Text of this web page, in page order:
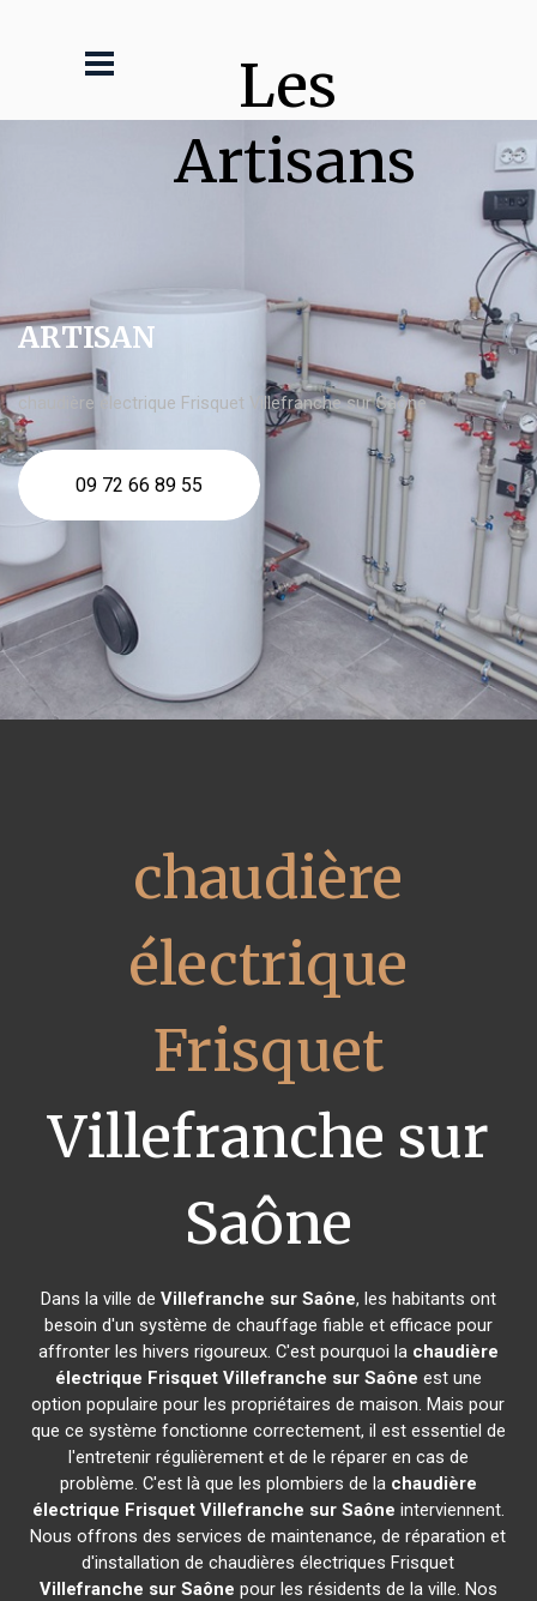
Les
Artisans
ARTISAN
chaudière électrique Frisquet Villefranche sur Saône
09 72 66 89 55
chaudière
électrique
Frisquet
Villefranche sur
Saône
Dans la ville de Villefranche sur Saône, les habitants ont
besoin d'un système de chauffage fiable et efficace pour
affronter les hivers rigoureux. C'est pourquoi la chaudière
électrique Frisquet Villefranche sur Saône est une
option populaire pour les propriétaires de maison. Mais pour
que ce système fonctionne correctement, il est essentiel de
l'entretenir régulièrement et de le réparer en cas de
problème. C'est là que les plombiers de la chaudière
électrique Frisquet Villefranche sur Saône interviennent.
Nous offrons des services de maintenance, de réparation et
d'installation de chaudières électriques Frisquet
Villefranche sur Saône pour les résidents de la ville. Nos